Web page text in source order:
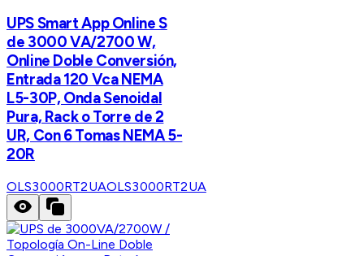
UPS Smart App Online S
de 3000 VA/2700 W,
Online Doble Conversión,
Entrada 120 Vca NEMA
L5-30P, Onda Senoidal
Pura, Rack o Torre de 2
UR, Con 6 Tomas NEMA 5-
20R
OLS3000RT2UAOLS3000RT2UA